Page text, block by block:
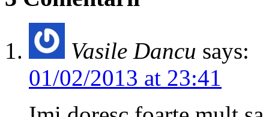
Vasile Dancu says:
01/02/2013 at 23:41